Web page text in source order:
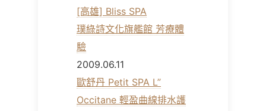
[高雄] Bliss SPA
璞綠詩文化旗艦館 芳療體
驗
2009.06.11
歐舒丹 Petit SPA L”
Occitane 輕盈曲線排水護